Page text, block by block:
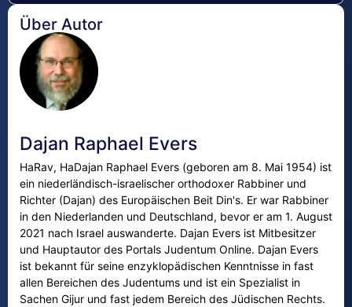
Über Autor
Dajan Raphael Evers
HaRav, HaDajan Raphael Evers (geboren am 8. Mai 1954) ist
ein niederländisch-israelischer orthodoxer Rabbiner und
Richter (Dajan) des Europäischen Beit Din's. Er war Rabbiner
in den Niederlanden und Deutschland, bevor er am 1. August
2021 nach Israel auswanderte. Dajan Evers ist Mitbesitzer
und Hauptautor des Portals Judentum Online. Dajan Evers
ist bekannt für seine enzyklopädischen Kenntnisse in fast
allen Bereichen des Judentums und ist ein Spezialist in
Sachen Gijur und fast jedem Bereich des Jüdischen Rechts.